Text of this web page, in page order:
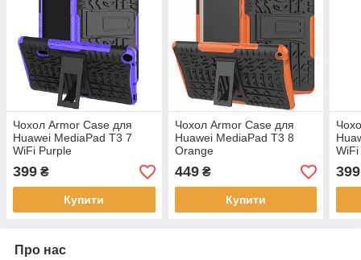
Чохол Armor Case для
Huawei MediaPad T3 7
WiFi Purple
399 ₴
Купити
Чохол Armor Case для
Huawei MediaPad T3 8
Orange
449₴
Купити
399
Про нас